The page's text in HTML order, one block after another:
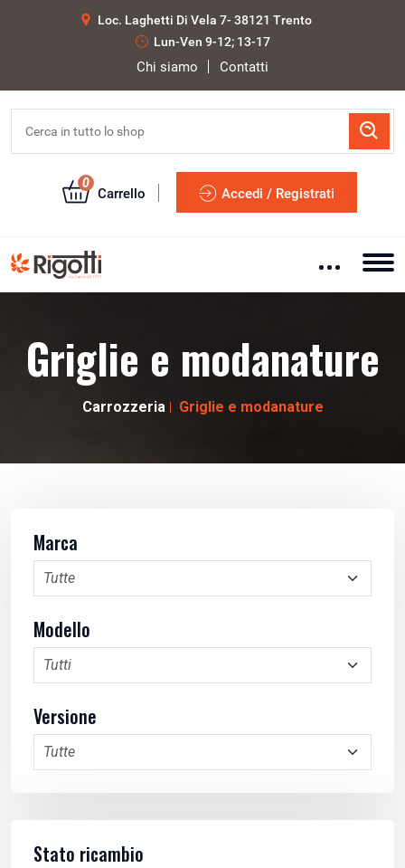
Loc. Laghetti Di Vela 7- 38121 Trento
Lun-Ven 9-12; 13-17
Chi siamo Contatti
0
Carrello Accedi / Registrati
Griglie e modanature
Carrozzeria Griglie e modanature
Marca
Modello
Versione
Stato ricambio